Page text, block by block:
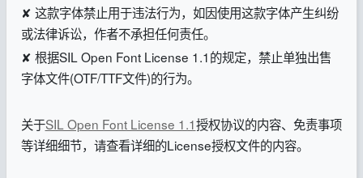
✘ 这款字体禁止用于违法行为，如因使用这款字体产生纠纷
或法律诉讼，作者不承担任何责任。
✘ 根据SIL Open Font License 1.1的规定，禁止单独出售
字体文件(OTF/TTF文件)的行为。
关于SIL Open Font License 1.1授权协议的内容、免责事项
等详细细节，请查看详细的License授权文件的内容。